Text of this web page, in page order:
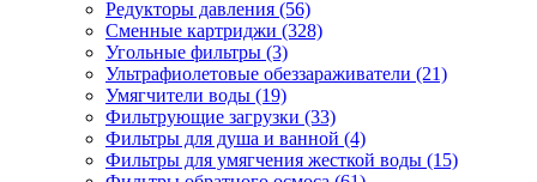
Редукторы давления (56)
Сменные картриджи (328)
Угольные фильтры (3)
Ультрафиолетовые обеззараживатели (21)
Умягчители воды (19)
Фильтрующие загрузки (33)
Фильтры для душа и ванной (4)
Фильтры для умягчения жесткой воды (15)